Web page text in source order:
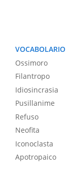
VOCABOLARIO
Ossimoro
Filantropo
Idiosincrasia
Pusillanime
Refuso
Neofita
Iconoclasta
Apotropaico